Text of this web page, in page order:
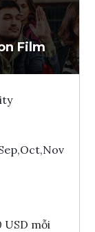
Film
USD mỗi